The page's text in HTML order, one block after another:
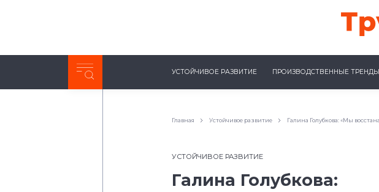
Неделя с ТМК. Выпуск №27 (225)
УСТОЙЧИВОЕ РАЗВИТИЕ ПРОИЗВОДСТВЕННЫЕ ТРЕНДЫ
Главная Устойчивое развитие Галина Голубкова: «Мы
УСТОЙЧИВОЕ РАЗВИТИЕ
Галина Голубкова: